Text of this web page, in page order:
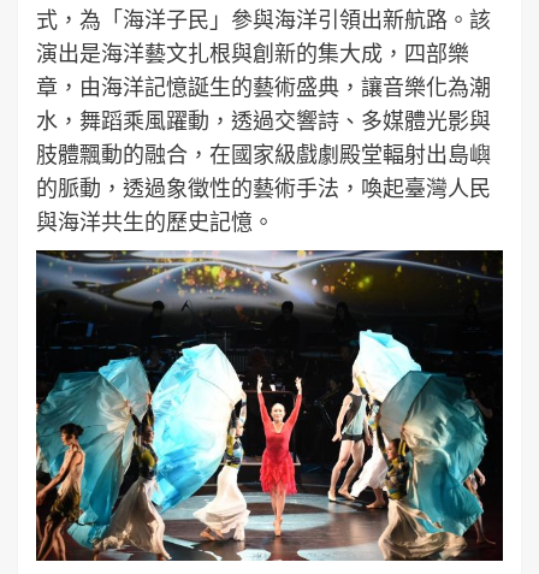
式，為「海洋子民」參與海洋引領出新航路。該
演出是海洋藝文扎根與創新的集大成，四部樂
章，由海洋記憶誕生的藝術盛典，讓音樂化為潮
水，舞蹈乘風躍動，透過交響詩、多媒體光影與
肢體飄動的融合，在國家級戲劇殿堂輻射出島嶼
的脈動，透過象徵性的藝術手法，喚起臺灣人民
與海洋共生的歷史記憶。